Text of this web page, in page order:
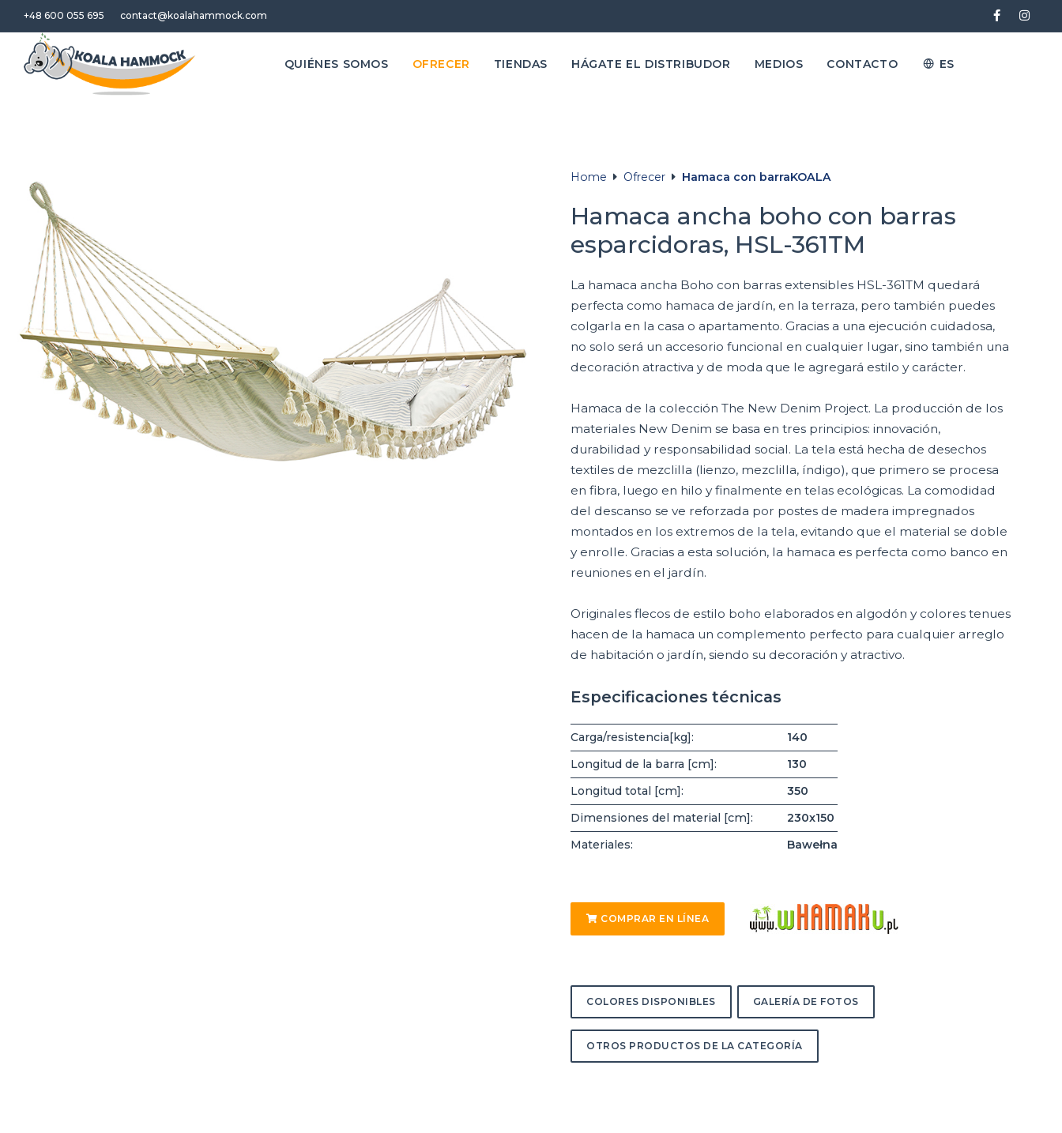
+48 600 055 695 contact@koalahammock.com
QUIÉNES SOMOS OFRECER TIENDAS HÁGATE EL DISTRIBUDOR MEDIOS CONTACTO ES
Home Ofrecer Hamaca con barraKOALA
Hamaca ancha boho con barras
esparcidoras, HSL-361TM
La hamaca ancha Boho con barras extensibles HSL-361TM quedará
perfecta como hamaca de jardín, en la terraza, pero también puedes
colgarla en la casa o apartamento. Gracias a una ejecución cuidadosa,
no solo será un accesorio funcional en cualquier lugar, sino también una
decoración atractiva y de moda que le agregará estilo y carácter.
Hamaca de la colección The New Denim Project. La producción de los
materiales New Denim se basa en tres principios: innovación,
durabilidad y responsabilidad social. La tela está hecha de desechos
textiles de mezclilla (lienzo, mezclilla, índigo), que primero se procesa
en fibra, luego en hilo y finalmente en telas ecológicas. La comodidad
del descanso se ve reforzada por postes de madera impregnados
montados en los extremos de la tela, evitando que el material se doble
y enrolle. Gracias a esta solución, la hamaca es perfecta como banco en
reuniones en el jardín.
Originales flecos de estilo boho elaborados en algodón y colores tenues
hacen de la hamaca un complemento perfecto para cualquier arreglo
de habitación o jardín, siendo su decoración y atractivo.
Especificaciones técnicas
Carga/resistencia[kg]:
140
Longitud de la barra [cm]:
130
Longitud total [cm]:
350
Dimensiones del material [cm]:
230x150
Materiales:
Bawełna
COMPRAR EN LÍNEA
COLORES DISPONIBLES GALERÍA DE FOTOS
OTROS PRODUCTOS DE LA CATEGORÍA